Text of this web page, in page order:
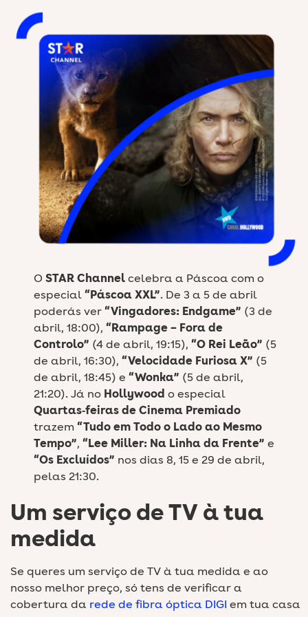
O STAR Channelcelebra a Páscoa com o
especial“Páscoa XXL”. De 3 a 5 de abril
poderás ver“Vingadores: Endgame” (3 de
abril, 18:00), “Rampage – Fora de
Controlo” (4 de abril, 19:15), “O Rei Leão” (5
de abril, 16:30), “Velocidade Furiosa X” (5
de abril, 18:45) e “Wonka” (5 de abril,
21:20). Já no Hollywood o especial
Quartas‑feiras de Cinema Premiado
trazem “Tudo em Todo o Lado ao Mesmo
Tempo”, “Lee Miller: Na Linha da Frente” e
“Os Excluídos” nos dias 8, 15 e 29 de abril,
pelas 21:30.
Um serviço de TV à tua
medida
Se queres um serviço de TV à tua medida e ao
nosso melhor preço, só tens de verificar a
cobertura da rede de fibra óptica DIGI em tua casa